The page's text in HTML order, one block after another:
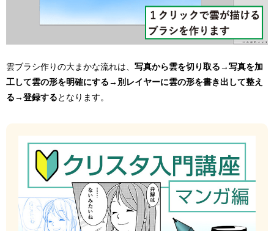
雲ブラシ作りの大まかな流れは、 写真から雲を切り取る→写真を加
工して雲の形を明確にする→別レイヤーに雲の形を書き出して整え
る→登録するとなります。